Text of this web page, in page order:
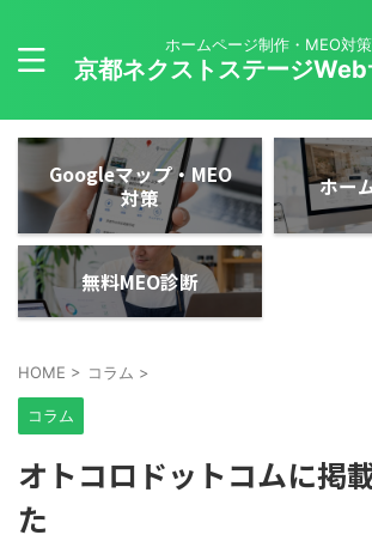
ホームページ制作・MEO対策
京都ネクストステージWeb
Googleマップ・MEO
対策
ホー
無料MEO診断
HOME > コラム >
コラム
オトコロドットコムに掲
た